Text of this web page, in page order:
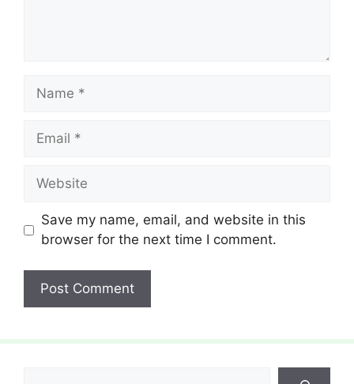
Name
Email
Website
Save my name, email, and website in this
browser for the next time I comment.